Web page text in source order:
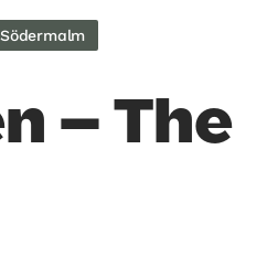
Södermalm
– The